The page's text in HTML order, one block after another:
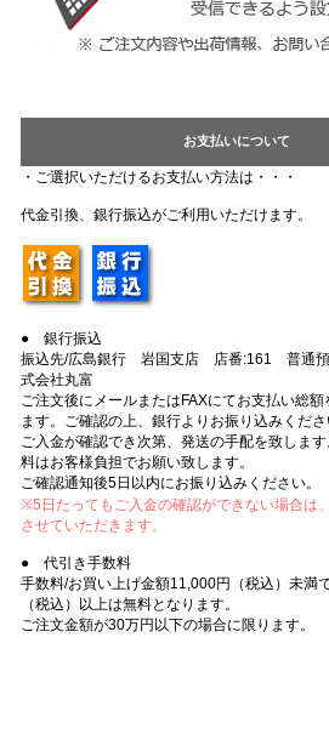
お支払いについて
・ご選択いただけるお支払い方法は・・・
代金引換、銀行振込がご利用いただけます。
● 銀行振込
振込先/広島銀行 岩国支店 店番:161 普通
式会社丸富
ご注文後にメールまたはFAXにてお支払い総
ます。ご確認の上、銀行よりお振り込みくだ
ご入金が確認でき次第、発送の手配を致しま
料はお客様負担でお願い致します。
ご確認通知後5日以内にお振り込みください。
※5日たってもご入金の確認ができない場合は
させていただきます。
● 代引き手数料
手数料/お買い上げ金額11,000円（税込）未満
（税込）以上は無料となります。
ご注文金額が30万円以下の場合に限ります。